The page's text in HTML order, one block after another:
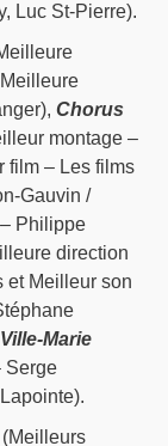
Luc St-Pierre).
Chorus
montage –
film – Les films
Gauvin /
Philippe
direction
et Meilleur son
Ville-Marie
Serge